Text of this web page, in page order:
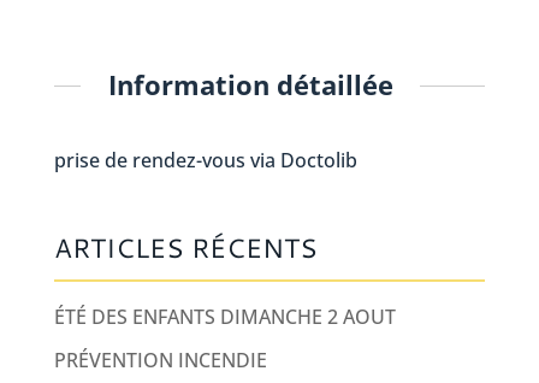
Information détaillée
prise de rendez-vous via Doctolib
ARTICLES RÉCENTS
ÉTÉ DES ENFANTS DIMANCHE 2 AOUT
PRÉVENTION INCENDIE